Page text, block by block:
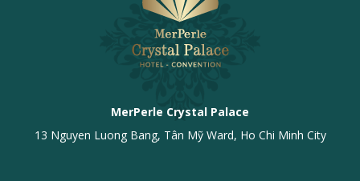
MerPerle Crystal Palace
13 Nguyen Luong Bang, Tân Mỹ Ward, Ho Chi Minh City